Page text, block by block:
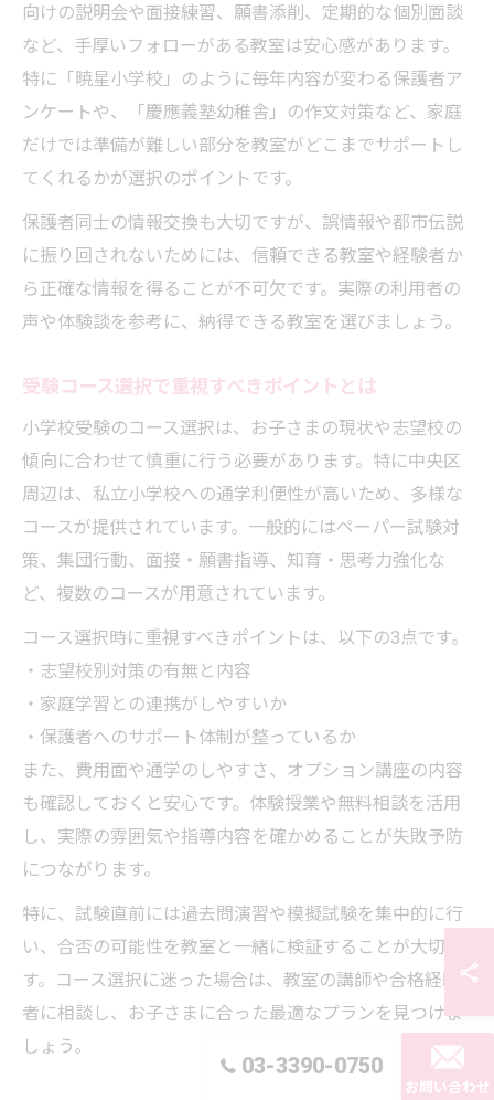
向けの説明会や面接練習、願書添削、定期的な個別面談
など、手厚いフォローがある教室は安心感があります。
特に「暁星小学校」のように毎年内容が変わる保護者ア
ンケートや、「慶應義塾幼稚舎」の作文対策など、家庭
だけでは準備が難しい部分を教室がどこまでサポートし
てくれるかが選択のポイントです。
保護者同士の情報交換も大切ですが、誤情報や都市伝説
に振り回されないためには、信頼できる教室や経験者か
ら正確な情報を得ることが不可欠です。実際の利用者の
声や体験談を参考に、納得できる教室を選びましょう。
受験コース選択で重視すべきポイントとは
小学校受験のコース選択は、お子さまの現状や志望校の
傾向に合わせて慎重に行う必要があります。特に中央区
周辺は、私立小学校への通学利便性が高いため、多様な
コースが提供されています。一般的にはペーパー試験対
策、集団行動、面接・願書指導、知育・思考力強化な
ど、複数のコースが用意されています。
コース選択時に重視すべきポイントは、以下の3点です。
・志望校別対策の有無と内容
・家庭学習との連携がしやすいか
・保護者へのサポート体制が整っているか
また、費用面や通学のしやすさ、オプション講座の内容
も確認しておくと安心です。体験授業や無料相談を活用
し、実際の雰囲気や指導内容を確かめることが失敗予防
につながります。
特に、試験直前には過去問演習や模擬試験を集中的に行
い、合否の可能性を教室と一緒に検証することが大切で
す。コース選択に迷った場合は、教室の講師や合格経験
者に相談し、お子さまに合った最適なプランを見つけま
しょう。
03-3390-0750
お問い合わせ